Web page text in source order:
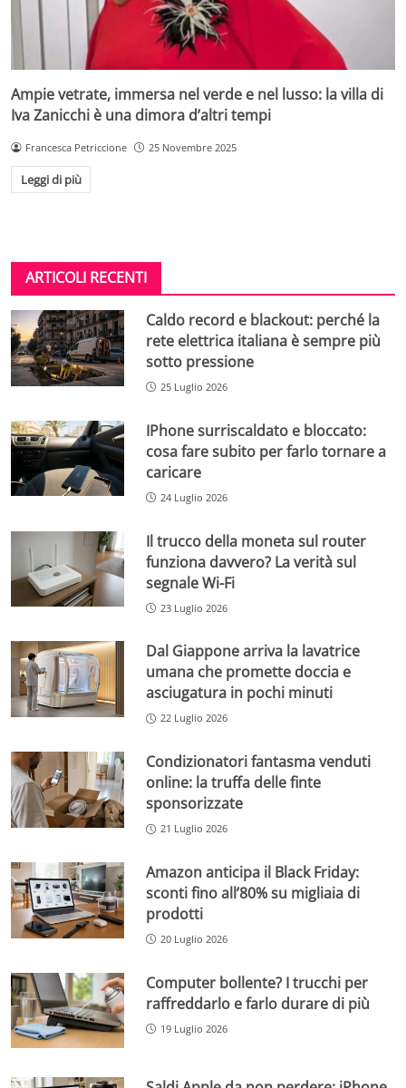
Ampie vetrate, immersa nel verde e nel lusso: la villa di
Iva Zanicchi è una dimora d’altri tempi
Francesca Petriccione 25 Novembre 2025
Leggi di più
ARTICOLI RECENTI
Caldo record e blackout: perché la
rete elettrica italiana è sempre più
sotto pressione
25 Luglio 2026
IPhone surriscaldato e bloccato:
cosa fare subito per farlo tornare a
caricare
24 Luglio 2026
Il trucco della moneta sul router
funziona davvero? La verità sul
segnale Wi-Fi
23 Luglio 2026
Dal Giappone arriva la lavatrice
umana che promette doccia e
asciugatura in pochi minuti
22 Luglio 2026
Condizionatori fantasma venduti
online: la truffa delle finte
sponsorizzate
21 Luglio 2026
Amazon anticipa il Black Friday:
sconti fino all’80% su migliaia di
prodotti
20 Luglio 2026
Computer bollente? I trucchi per
raffreddarlo e farlo durare di più
19 Luglio 2026